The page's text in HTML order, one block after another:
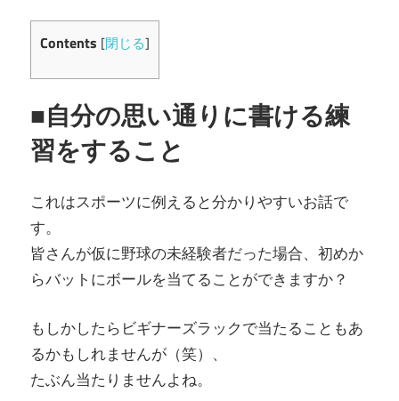
Contents [閉じる]
■自分の思い通りに書ける練
習をすること
これはスポーツに例えると分かりやすいお話で
す。
皆さんが仮に野球の未経験者だった場合、初めか
らバットにボールを当てることができますか？
もしかしたらビギナーズラックで当たることもあ
るかもしれませんが（笑）、
たぶん当たりませんよね。